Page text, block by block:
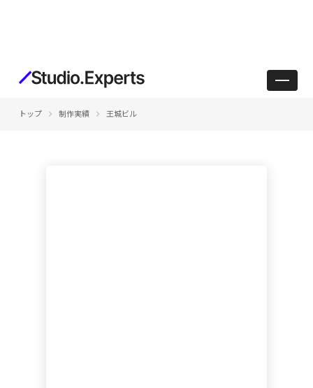
トップ keyboard_arrow_right 制作実績 keyboard_arrow_right 王城ビル